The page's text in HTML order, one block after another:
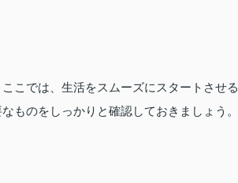
こでは、生活をスムーズにスタートさせる
ものをしっかりと確認しておきましょう。